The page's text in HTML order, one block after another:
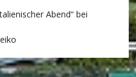
Abend“ bei